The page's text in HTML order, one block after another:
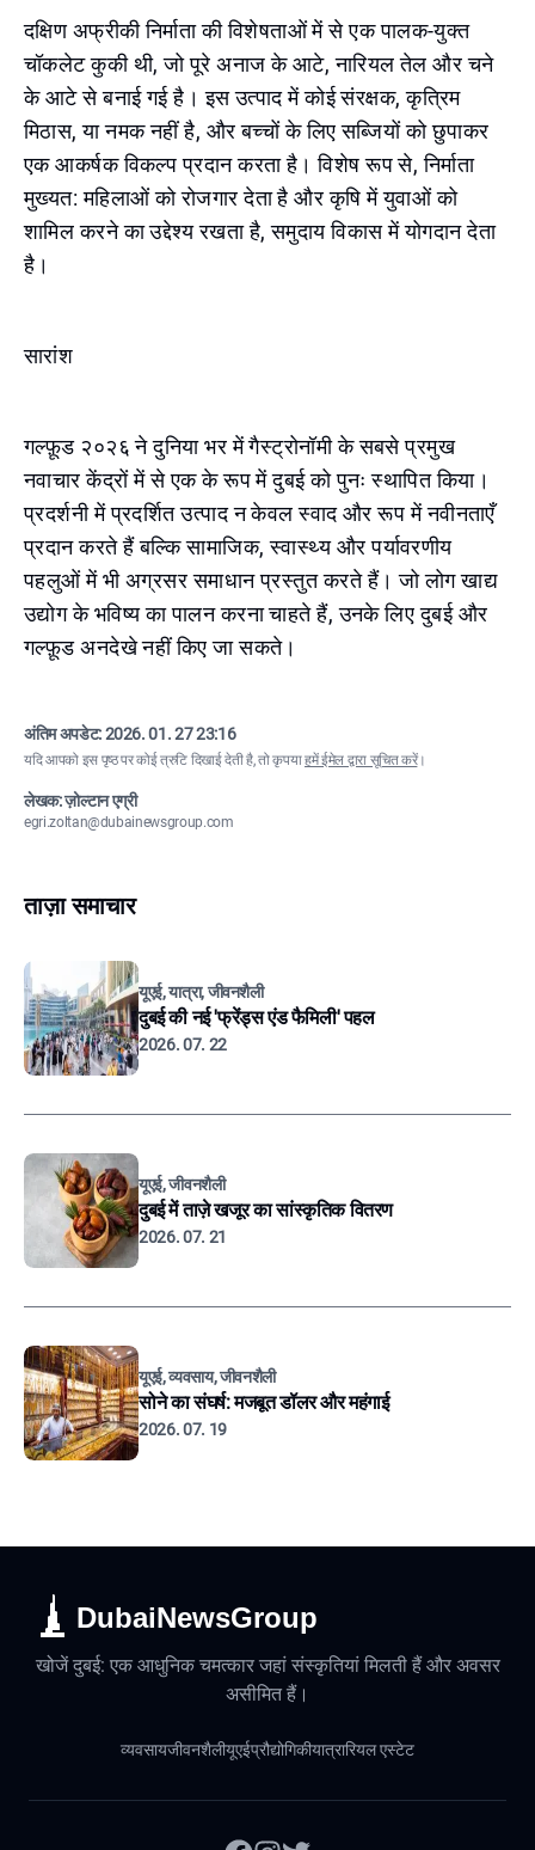
दक्षिण अफ्रीकी निर्माता की विशेषताओं में से एक पालक-युक्त
चॉकलेट कुकी थी, जो पूरे अनाज के आटे, नारियल तेल और चने
के आटे से बनाई गई है। इस उत्पाद में कोई संरक्षक, कृत्रिम
मिठास, या नमक नहीं है, और बच्चों के लिए सब्जियों को छुपाकर
एक आकर्षक विकल्प प्रदान करता है। विशेष रूप से, निर्माता
मुख्यत: महिलाओं को रोजगार देता है और कृषि में युवाओं को
शामिल करने का उद्देश्य रखता है, समुदाय विकास में योगदान देता
है।
सारांश
गल्फ़ूड २०२६ ने दुनिया भर में गैस्ट्रोनॉमी के सबसे प्रमुख
नवाचार केंद्रों में से एक के रूप में दुबई को पुनः स्थापित किया।
प्रदर्शनी में प्रदर्शित उत्पाद न केवल स्वाद और रूप में नवीनताएँ
प्रदान करते हैं बल्कि सामाजिक, स्वास्थ्य और पर्यावरणीय
पहलुओं में भी अग्रसर समाधान प्रस्तुत करते हैं। जो लोग खाद्य
उद्योग के भविष्य का पालन करना चाहते हैं, उनके लिए दुबई और
गल्फ़ूड अनदेखे नहीं किए जा सकते।
अंतिम अपडेट:2026. 01. 27 23:16
यदि आपको इस पृष्ठ पर कोई त्रुटि दिखाई देती है, तो कृपयाहमें ईमेल द्वारा सूचित करें।
लेखक: ज़ोल्टान एग्री
egri.zoltan@dubainewsgroup.com
ताज़ा समाचार
यूएई, यात्रा, जीवनशैली
दुबई की नई 'फ्रेंड्स एंड फैमिली' पहल
2026. 07. 22
यूएई, जीवनशैली
दुबई में ताज़े खजूर का सांस्कृतिक वितरण
2026. 07. 21
यूएई, व्यवसाय, जीवनशैली
सोने का संघर्ष: मजबूत डॉलर और महंगाई
2026. 07. 19
DubaiNewsGroup
खोजें दुबई: एक आधुनिक चमत्कार जहां संस्कृतियां मिलती हैं और अवसर
असीमित हैं।
व्यवसायजीवनशैलीयूएईप्रौद्योगिकीयात्रारियल एस्टेट